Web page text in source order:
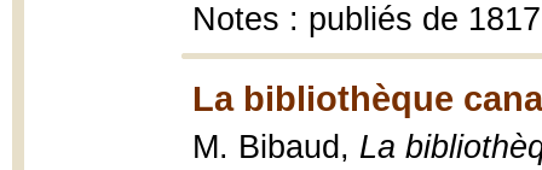
Notes : publiés de
La bibliothèque
M. Bibaud, La